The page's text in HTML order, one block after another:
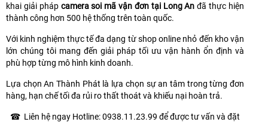
khai giải phápcamera soi mã vận đơn tại Long Anđã thực hiện
thành công hơn 500 hệ thống trên toàn quốc.
Với kinh nghiệm thực tế đa dạng từ shop online nhỏ đến kho vận
lớn chúng tôi mang đến giải pháp tối ưu vận hành ổn định và
phù hợp từng mô hình kinh doanh.
Lựa chọn An Thành Phát là lựa chọn sự an tâm trong từng đơn
hàng, hạn chế tối đa rủi ro thất thoát và khiếu nại hoàn trả.
☎ Liên hệ ngay Hotline: 0938.11.23.99 để được tư vấn và đặt